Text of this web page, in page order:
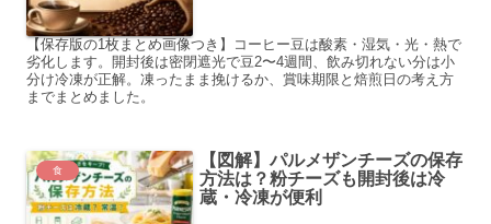
【保存版の1枚まとめ画像つき】コーヒー豆は酸素・湿気・光・熱で
劣化します。開封後は密閉遮光で豆2〜4週間、飲み切れない分は小
分け冷凍が正解。凍ったまま挽けるか、賞味期限と焙煎日の考え方
までまとめました。
食
【図解】パルメザンチーズの保存
方法は？粉チーズも開封後は冷
蔵・冷凍が便利